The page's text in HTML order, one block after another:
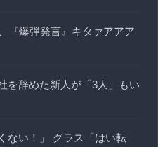
『爆弾発言』キタァアアア
を辞めた新人が「3人」もい
ない！」 グラス「はい転